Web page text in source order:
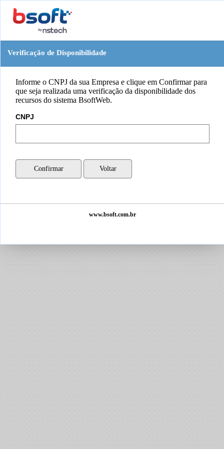
Verificação de Disponibilidade
Informe o CNPJ da sua Empresa e clique em Confirmar para
que seja realizada uma verificação da disponibilidade dos
recursos do sistema BsoftWeb.
CNPJ
Confirmar Voltar
www.bsoft.com.br